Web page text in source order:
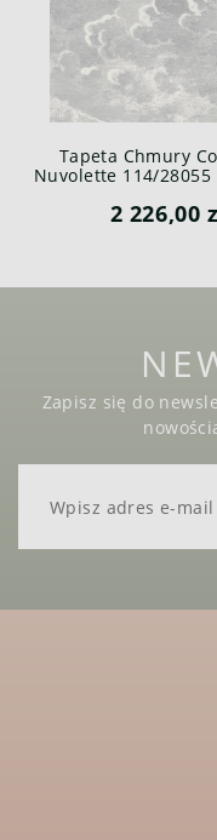
Tapeta Chmury
Nuvolette 114/28055
2 226,00
Zapisz się do